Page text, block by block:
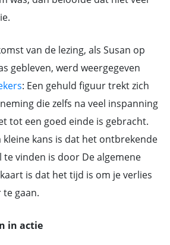
van de lezing, als Susan op
gebleven, werd weergegeven
: Een gehuld figuur trekt zich
die zelfs na veel inspanning
tot een goed einde is gebracht.
kleine kans is dat het ontbrekende
te vinden is door De algemene
is dat het tijd is om je verlies
gaan.
in actie